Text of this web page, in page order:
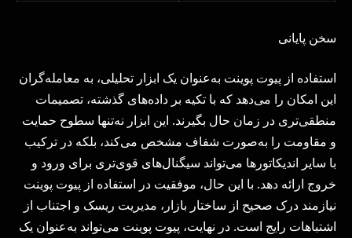
سخن پایانی
استفاده از پیوت پوینت به‌عنوان یک ابزار تحلیلی، به معامله‌گران
این امکان را می‌دهد که با تکیه بر داده‌های گذشته، تصمیمات
منطقی‌تری در زمان حال بگیرند. این ابزار نه‌تنها سطوح حمایت
و مقاومت را به‌صورت شفاف مشخص می‌کند، بلکه در ترکیب
با سایر اندیکاتورها می‌تواند سیگنال‌های قوی‌تری برای ورود و
خروج ارائه دهد. با این حال، موفقیت در استفاده از پیوت پوینت
نیازمند درک صحیح از ساختار بازار، مدیریت ریسک و اجتناب از
اشتباهات رایج است. در نهایت، پیوت پوینت می‌تواند به‌عنوان یک